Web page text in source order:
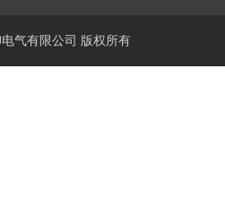
气有限公司 版权所有